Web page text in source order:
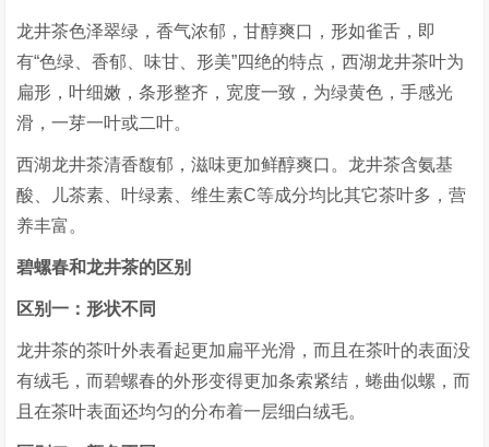
龙井茶色泽翠绿，香气浓郁，甘醇爽口，形如雀舌，即
有“色绿、香郁、味甘、形美”四绝的特点，西湖龙井茶叶为
扁形，叶细嫩，条形整齐，宽度一致，为绿黄色，手感光
滑，一芽一叶或二叶。
西湖龙井茶清香馥郁，滋味更加鲜醇爽口。龙井茶含氨基
酸、儿茶素、叶绿素、维生素C等成分均比其它茶叶多，营
养丰富。
碧螺春和龙井茶的区别
区别一：形状不同
龙井茶的茶叶外表看起更加扁平光滑，而且在茶叶的表面没
有绒毛，而碧螺春的外形变得更加条索紧结，蜷曲似螺，而
且在茶叶表面还均匀的分布着一层细白绒毛。